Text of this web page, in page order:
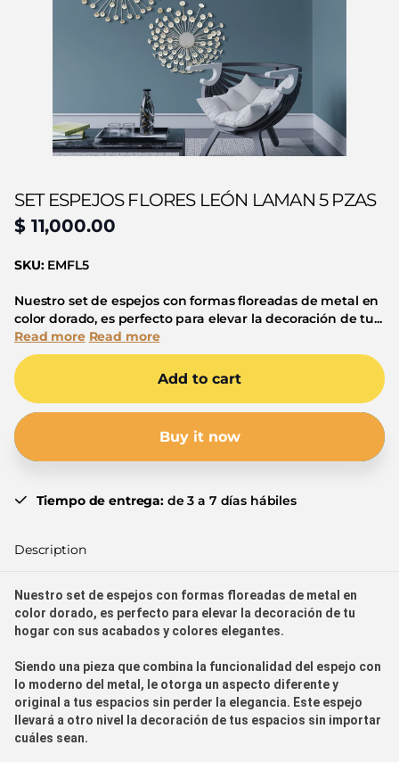
SET ESPEJOS FLORES LEÓN LAMAN 5 PZAS
$ 11,000.00
SKU:EMFL5
Nuestro set de espejos con formas floreadas de metal en
color dorado, es perfecto para elevar la decoración de tu...
Read more Read more
Add to cart
Buy it now
Tiempo de entrega: de 3 a 7 días hábiles
Description
Nuestro set de espejos con formas floreadas de metal en
color dorado, es perfecto para elevar la decoración de tu
hogar con sus acabados y colores elegantes.
Siendo una pieza que combina la funcionalidad del espejo con
lo moderno del metal, le otorga un aspecto diferente y
original a tus espacios sin perder la elegancia. Este espejo
llevará a otro nivel la decoración de tus espacios sin importar
cuáles sean.